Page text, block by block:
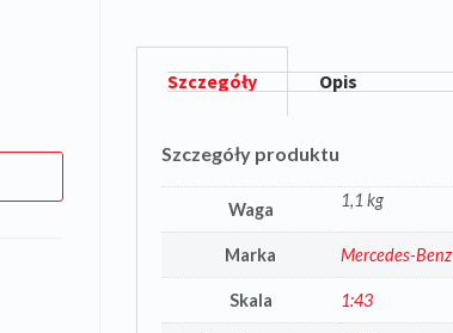
Szczegóły Opis
Szczegóły produktu
Waga 1,1 kg
Marka Mercedes-Benz
Skala 1:43